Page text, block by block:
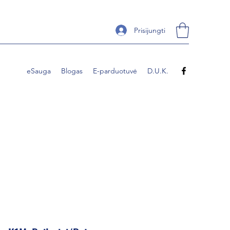
Prisijungti
eSauga Blogas E-parduotuvė D.U.K.